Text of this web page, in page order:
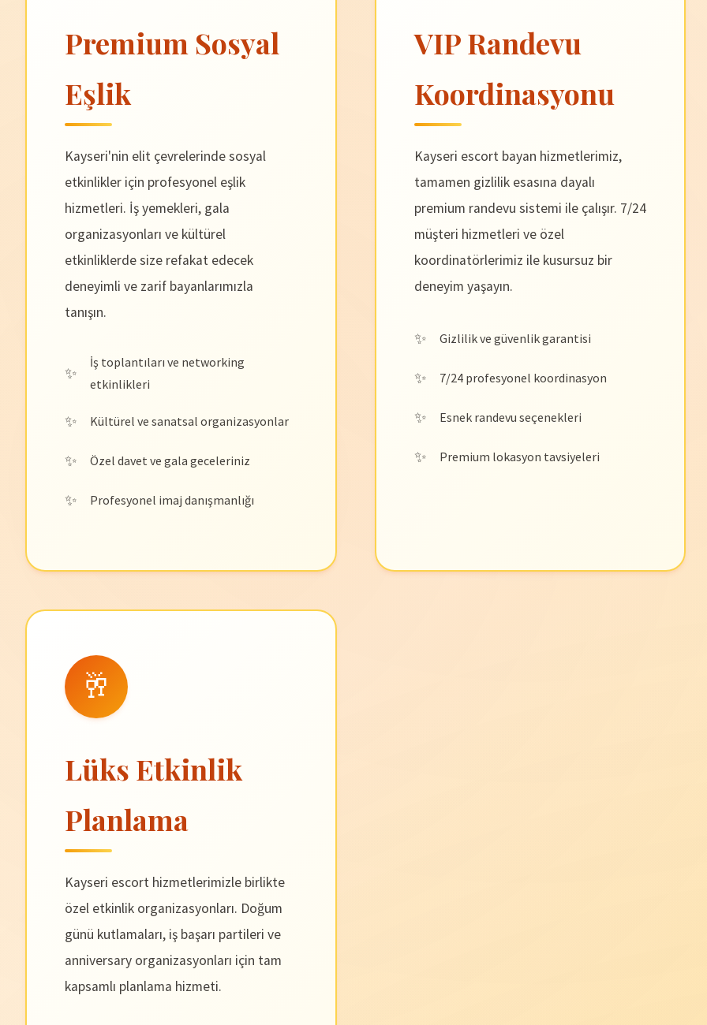
Premium Sosyal
Eşlik
Kayseri'nin elit çevrelerinde sosyal
etkinlikler için profesyonel eşlik
hizmetleri. İş yemekleri, gala
organizasyonları ve kültürel
etkinliklerde size refakat edecek
deneyimli ve zarif bayanlarımızla
tanışın.
İş toplantıları ve networking
etkinlikleri
Kültürel ve sanatsal organizasyonlar
Özel davet ve gala geceleriniz
Profesyonel imaj danışmanlığı
VIP Randevu
Koordinasyonu
Kayseri escort bayan hizmetlerimiz,
tamamen gizlilik esasına dayalı
premium randevu sistemi ile çalışır. 7/24
müşteri hizmetleri ve özel
koordinatörlerimiz ile kusursuz bir
deneyim yaşayın.
Gizlilik ve güvenlik garantisi
7/24 profesyonel koordinasyon
Esnek randevu seçenekleri
Premium lokasyon tavsiyeleri
🥂
Lüks Etkinlik
Planlama
Kayseri escort hizmetlerimizle birlikte
özel etkinlik organizasyonları. Doğum
günü kutlamaları, iş başarı partileri ve
anniversary organizasyonları için tam
kapsamlı planlama hizmeti.